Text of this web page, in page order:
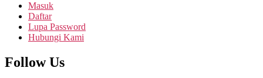
Masuk
Daftar
Lupa Password
Hubungi Kami
Follow Us